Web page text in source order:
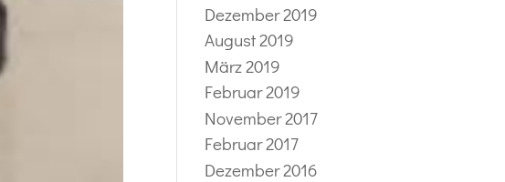
Dezember 2019
August 2019
März 2019
Februar 2019
November 2017
Februar 2017
Dezember 2016